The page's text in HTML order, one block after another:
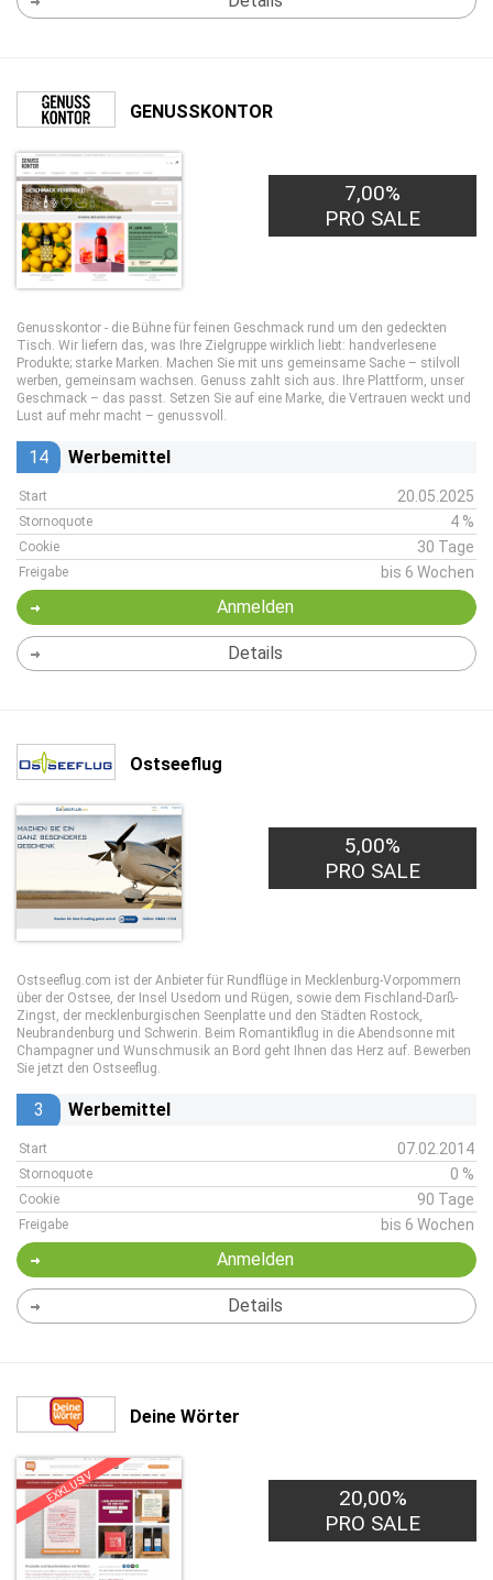
GENUSSKONTOR
7,00%
PRO SALE
Genusskontor - die Bühne für feinen Geschmack rund um den gedeckten
Tisch. Wir liefern das, was Ihre Zielgruppe wirklich liebt: handverlesene
Produkte; starke Marken. Machen Sie mit uns gemeinsame Sache – stilvoll
werben, gemeinsam wachsen. Genuss zahlt sich aus. Ihre Plattform, unser
Geschmack – das passt. Setzen Sie auf eine Marke, die Vertrauen weckt und
Lust auf mehr macht – genussvoll.
14 Werbemittel
Start 20.05.2025
Stornoquote 4 %
Cookie 30 Tage
Freigabe bis 6 Wochen
Anmelden
Details
Ostseeflug
5,00%
PRO SALE
Ostseeflug.com ist der Anbieter für Rundflüge in Mecklenburg-Vorpommern
über der Ostsee, der Insel Usedom und Rügen, sowie dem Fischland-Darß-
Zingst, der mecklenburgischen Seenplatte und den Städten Rostock,
Neubrandenburg und Schwerin. Beim Romantikflug in die Abendsonne mit
Champagner und Wunschmusik an Bord geht Ihnen das Herz auf. Bewerben
Sie jetzt den Ostseeflug.
3 Werbemittel
Start 07.02.2014
Stornoquote 0 %
Cookie 90 Tage
Freigabe bis 6 Wochen
Anmelden
Details
Deine Wörter
EXKLUSIV
20,00%
PRO SALE